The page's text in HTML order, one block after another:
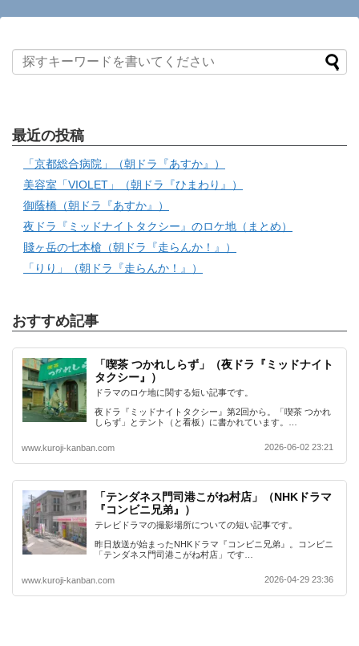
最近の投稿
「京都総合病院」（朝ドラ『あすか』）
美容室「VIOLET」（朝ドラ『ひまわり』）
御蔭橋（朝ドラ『あすか』）
夜ドラ『ミッドナイトタクシー』のロケ地（まとめ）
賤ヶ岳の七本槍（朝ドラ『走らんか！』）
「りり」（朝ドラ『走らんか！』）
おすすめ記事
「喫茶 つかれしらず」（夜ドラ『ミッドナイト
タクシー』）
ドラマのロケ地に関する短い記事です。
夜ドラ『ミッドナイトタクシー』第2回から。「喫茶 つかれ
しらず」とテント（と看板）に書かれています。…
www.kuroji-kanban.com 2026-06-02 23:21
「テンダネス門司港こがね村店」（NHKドラマ
『コンビニ兄弟』）
テレビドラマの撮影場所についての短い記事です。
昨日放送が始まったNHKドラマ『コンビニ兄弟』。コンビニ
「テンダネス門司港こがね村店」です…
www.kuroji-kanban.com 2026-04-29 23:36